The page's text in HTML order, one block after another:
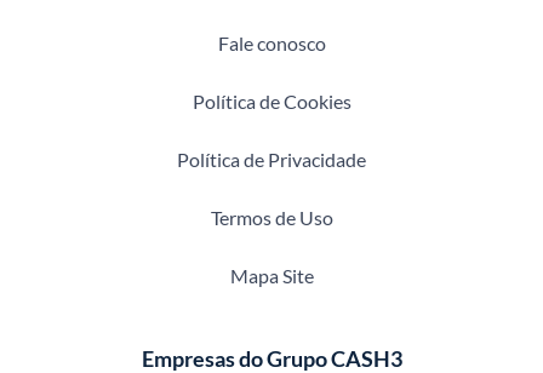
Fale conosco
Política de Cookies
Política de Privacidade
Termos de Uso
Mapa Site
Empresas do Grupo CASH3